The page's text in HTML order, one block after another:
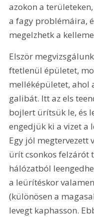
azokon a
a fagy problémáira,
megelzhetk a
Elször
ftetlenül épületet,
melléképületet, ahol
galibát. Itt az els
bojlert ürítsük le, és
engedjük ki a vizet a
Egy jól megtervezett
ürít csonkos felzárót
hálózatból
a leürítéskor
(különösen a
levegt kaphasson.